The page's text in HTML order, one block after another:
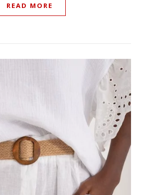
READ MORE